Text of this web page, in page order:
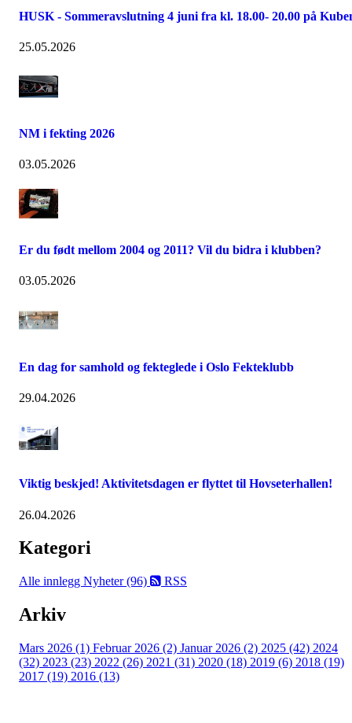
HUSK - Sommeravslutning 4 juni fra kl. 18.00- 20.00 på
25.05.2026
NM i fekting 2026
03.05.2026
Er du født mellom 2004 og 2011? Vil du bidra i klubben?
03.05.2026
En dag for samhold og fekteglede i Oslo Fekteklubb
29.04.2026
Viktig beskjed! Aktivitetsdagen er flyttet til Hovseterhallen!
26.04.2026
Kategori
Alle innlegg Nyheter (96) RSS
Arkiv
Mars 2026 (1) Februar 2026 (2) Januar 2026 (2) 2025 (42) 2024
(32) 2023 (23) 2022 (26) 2021 (31) 2020 (18) 2019 (6) 2018 (19)
2017 (19) 2016 (13)